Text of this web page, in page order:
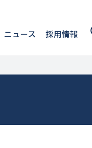
ニュース 採用情報